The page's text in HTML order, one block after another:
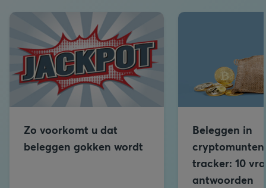
Zo voorkomt u dat
beleggen gokken wordt
Beleggen in
tracker: 10
antwoorden